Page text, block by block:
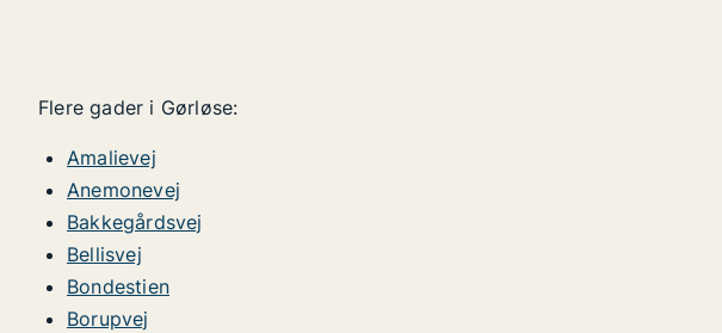
Flere gader i Gørløse:
Amalievej
Anemonevej
Bakkegårdsvej
Bellisvej
Bondestien
Borupvej